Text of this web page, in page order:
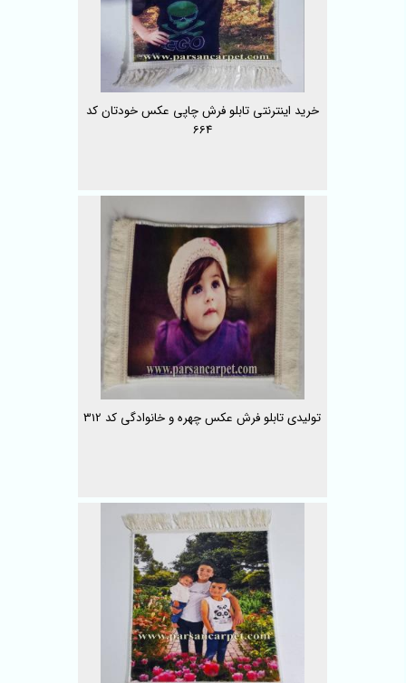
خرید اینترنتی تابلو فرش چاپی عکس خودتان کد
664
تولیدی تابلو فرش عکس چهره و خانوادگی کد 312